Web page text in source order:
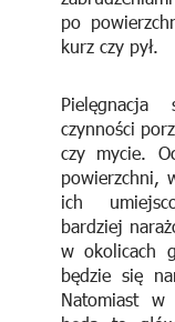
po
kurz czy pył.
czynności
czy mycie.
powierzchni,
ich
bardziej
w okolicach
będzie się
Natomiast w